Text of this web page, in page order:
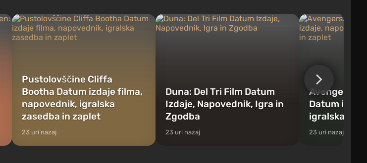
преступников, попавшая в серьезные
неприятности. И...
mehanizme. Igralcu...
Pustolovščine Cliffa
Bootha Datum izdaje filma,
napovednik, igralska
zasedba in zaplet
23 uri nazaj
Duna: Del Tri Film Datum
Izdaje, Napovednik, Igra in
Zgodba
23 uri nazaj
Avengers:
Datum
igralska
23 uri nazaj